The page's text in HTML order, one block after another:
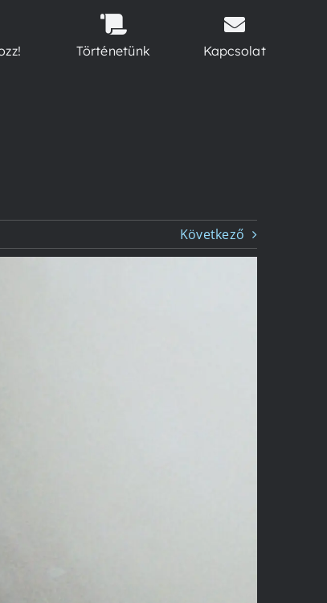
Történetünk Kapcsolat
Következő